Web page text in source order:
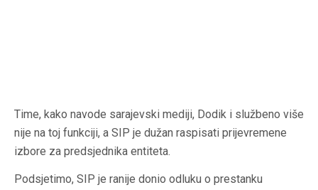
Time, kako navode sarajevski mediji, Dodik i službeno više
nije na toj funkciji, a SIP je dužan raspisati prijevremene
izbore za predsjednika entiteta.
Podsjetimo, SIP je ranije donio odluku o prestanku